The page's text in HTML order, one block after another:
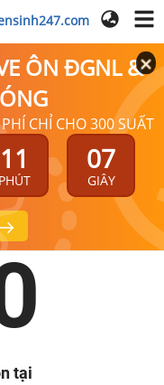
ÔN ĐGNL &
CHỈ CHO 300 SUẤT
11
PHÚT
07
GIÂY
tại